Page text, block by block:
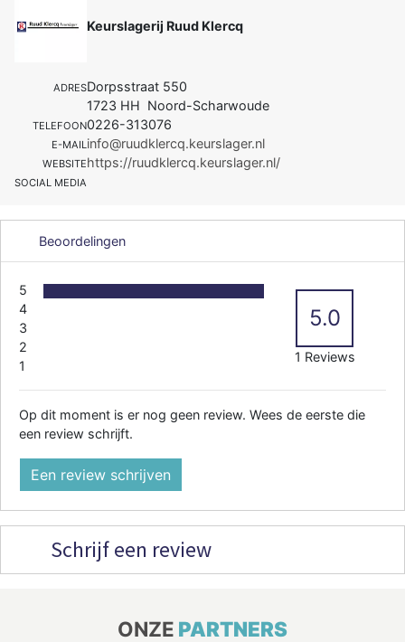
Keurslagerij Ruud Klercq
ADRESDorpsstraat 550
1723 HH Noord-Scharwoude
TELEFOON0226-313076
E-MAILinfo@ruudklercq.keurslager.nl
WEBSITEhttps://ruudklercq.keurslager.nl/
SOCIAL MEDIA
Beoordelingen
5
4
3
2
1
5.0
1 Reviews
Op dit moment is er nog geen review. Wees de eerste die
een review schrijft.
Een review schrijven
Schrijf een review
ONZE PARTNERS